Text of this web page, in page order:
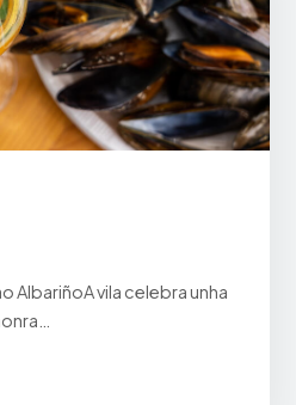
AlbariñoA vila celebra unha